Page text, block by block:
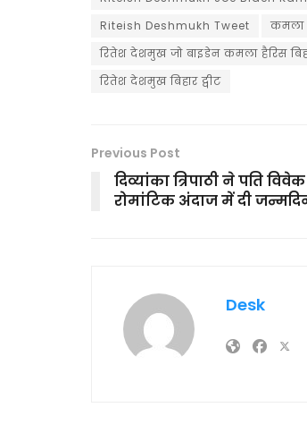
Riteish Deshmukh Tweet
कमला
रितेश देशमुख जो बाइडेन कमला हैरिस
रितेश देशमुख बिहार ट्वीट
Previous Post
दिव्यांका त्रिपाठी ने पति
रोमांटिक अंदाज में दी
Desk